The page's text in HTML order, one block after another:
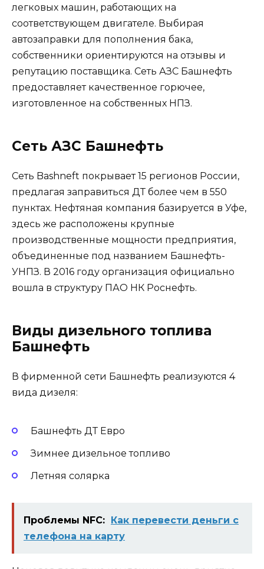
легковых машин, работающих на
соответствующем двигателе. Выбирая
автозаправки для пополнения бака,
собственники ориентируются на отзывы и
репутацию поставщика. Сеть АЗС Башнефть
предоставляет качественное горючее,
изготовленное на собственных НПЗ.
Сеть АЗС Башнефть
Сеть Bashneft покрывает 15 регионов России,
предлагая заправиться ДТ более чем в 550
пунктах. Нефтяная компания базируется в Уфе,
здесь же расположены крупные
производственные мощности предприятия,
объединенные под названием Башнефть-
УНПЗ. В 2016 году организация официально
вошла в структуру ПАО НК Роснефть.
Виды дизельного топлива
Башнефть
В фирменной сети Башнефть реализуются 4
вида дизеля:
Башнефть ДТ Евро
Зимнее дизельное топливо
Летняя солярка
Проблемы NFC:
Как перевести деньги с
телефона на карту